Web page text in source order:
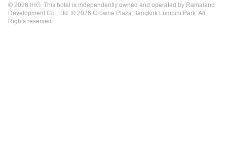
© 2026 IHG. This hotel is independently owned and operated by Ramaland
Development Co., Ltd. © 2026 Crowne Plaza Bangkok Lumpini Park. All
Rights reserved.